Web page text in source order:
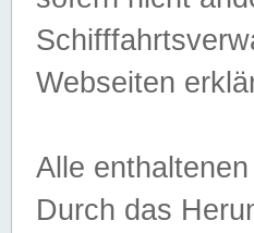
Webseiten
Alle
Durch das